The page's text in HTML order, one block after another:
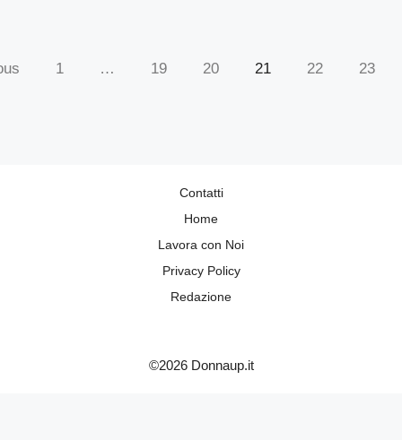
1 … 19 20 21 22 23
Contatti
Home
Lavora con Noi
Privacy Policy
Redazione
©2026 Donnaup.it